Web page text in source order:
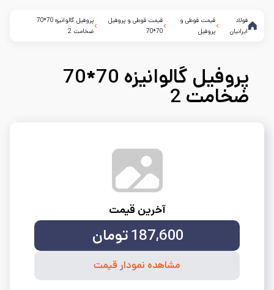
فولاد
ایرانیان
قیمت قوطی و
پروفیل
قیمت قوطی و پروفیل
70*70
پروفیل گالوانیزه 70*70
ضخامت 2
پروفیل گالوانیزه 70*70
ضخامت 2
آخرین قیمت
187,600تومان
مشاهده نمودار قیمت